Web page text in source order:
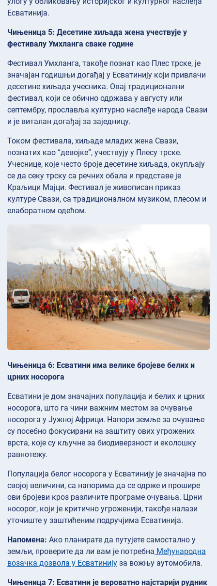
Есватинија.
Чињеница 5: Десетине хиљада жена учествује у
фестивалу Умхланга сваке године
Фестивал Умхланга, такође познат као Плес трске, је
значајан годишњи догађај у Есватинију који привлачи
десетине хиљада учесника. Овај традиционални
фестивал, који се обично одржава у августу или
септембру, прославља културно наслеђе народа Свази
и је виталан догађај за заједницу.
Током фестивала, хиљаде младих жена Свази,
познатих као “девојке”, учествују у Плесу трске.
Учеснице, које често броје десетине хиљада, окупљају
се да секу трску са речних обала и представе је
Краљици Мајци. Фестивал је живописан приказ
културе Свази, са традиционалном музиком, плесом и
елаборатном одећом.
Чињеница 6: Есватини има велике бројеве белих и
црних носорога
Есватини је дом значајних популација и белих и црних
носорога, што га чини важним местом за очување
носорога у Јужној Африци. Напори земље за очување
су посебно фокусирани на заштиту ових угрожених
врста, које су кључне за биодиверзност и еколошку
равнотежу.
Популација белог носорога у Есватинију је значајна по
својој величини, са напорима да се одрже и прошире
ови бројеви кроз различите програме очувања. Црни
носорог, који је критично угроженији, такође налази
уточиште у заштићеним подручјима Есватинија.
Напомена: Ако планирате да путујете самостално у
земљи, проверите да ли вам је потребна Међународна
возачка дозвола у Есватинију за вожњу аутомобила.
Чињеница 7: Есватини је вероватно најстарији рудник